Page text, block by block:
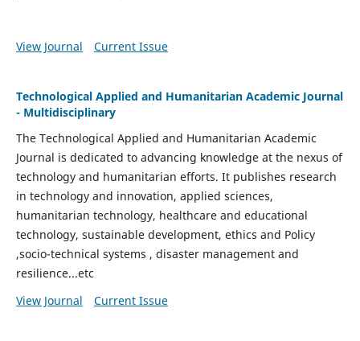
View Journal Current Issue
Technological Applied and Humanitarian Academic Journal
- Multidisciplinary
The Technological Applied and Humanitarian Academic
Journal is dedicated to advancing knowledge at the nexus of
technology and humanitarian efforts. It publishes research
in technology and innovation, applied sciences,
humanitarian technology, healthcare and educational
technology, sustainable development, ethics and Policy
,socio-technical systems , disaster management and
resilience...etc
View Journal
Current Issue